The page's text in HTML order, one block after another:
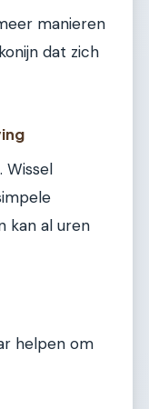
manieren
dat zich
Wissel
kan al uren
helpen om